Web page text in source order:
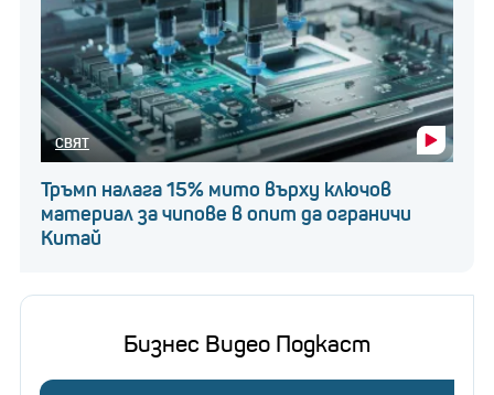
трябва да се вземат предвид издръжката на
живота и темповете на инфлация.
СВЯТ
Тръмп налага 15% мито върху ключов
материал за чипове в опит да ограничи
Китай
Бизнес Видео Подкаст